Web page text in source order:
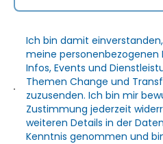
Ich bin damit
meine
Infos, Events und
Themen Change und
zuzusenden. Ich bin mir
Zustimmung jederzeit
weiteren Details in der
Kenntnis genommen und